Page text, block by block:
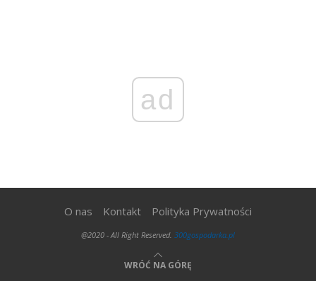
ad
O nas Kontakt Polityka Prywatności
@2020 - All Right Reserved. 300gospodarka.pl
WRÓĆ NA GÓRĘ